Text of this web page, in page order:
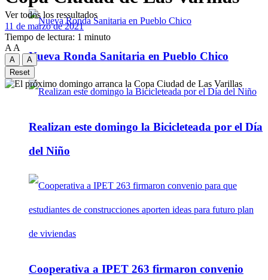
Nueva Ronda Sanitaria en Pueblo Chico
Realizan este domingo la Bicicleteada por el Día
del Niño
Cooperativa a IPET 263 firmaron convenio
Ver todos los ressultados
11 de marzo de 2021
Tiempo de lectura: 1 minuto
A A
A
A
Reset